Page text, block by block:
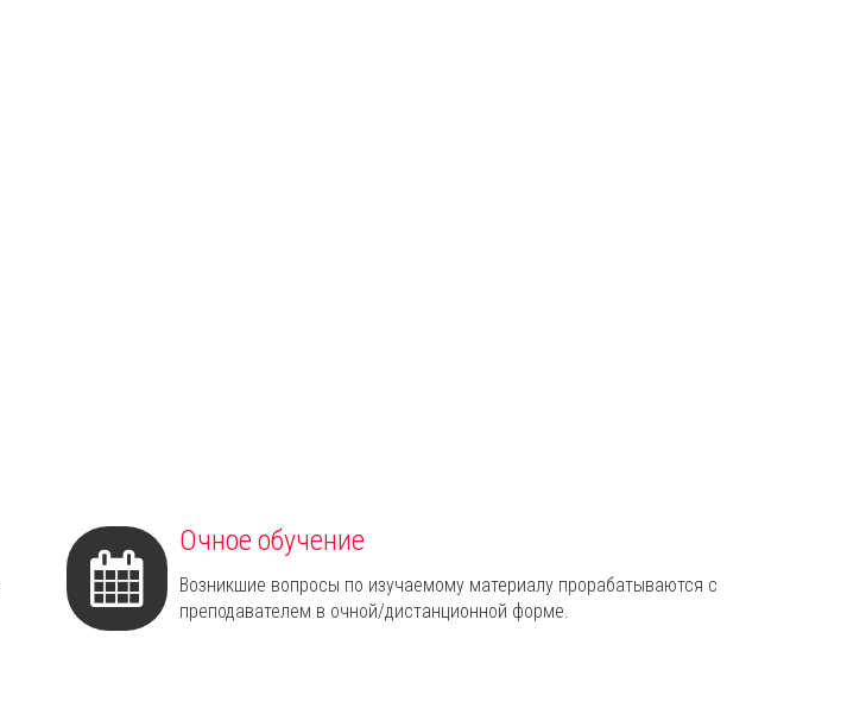
Очное обучение
Возникшие вопросы по изучаемому материалу прорабатываются с
преподавателем в очной/дистанционной форме.